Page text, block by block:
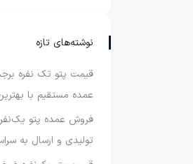
نوشته‌های تازه
قیمت پتو تک نفره
عمده مستقیم با
فروش عمده پتو
تولیدی و ارسال به